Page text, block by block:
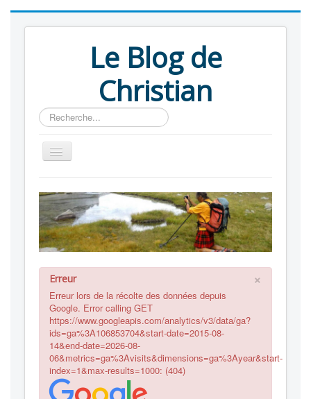
Le Blog de
Christian
Rechercher
Albums
Liens
A propos
×
Erreur
Erreur lors de la récolte des données depuis
Google. Error calling GET
https://www.googleapis.com/analytics/v3/data/ga?
ids=ga%3A106853704&start-date=2015-08-
14&end-date=2026-08-
06&metrics=ga%3Avisits&dimensions=ga%3Ayear&start-
index=1&max-results=1000: (404)